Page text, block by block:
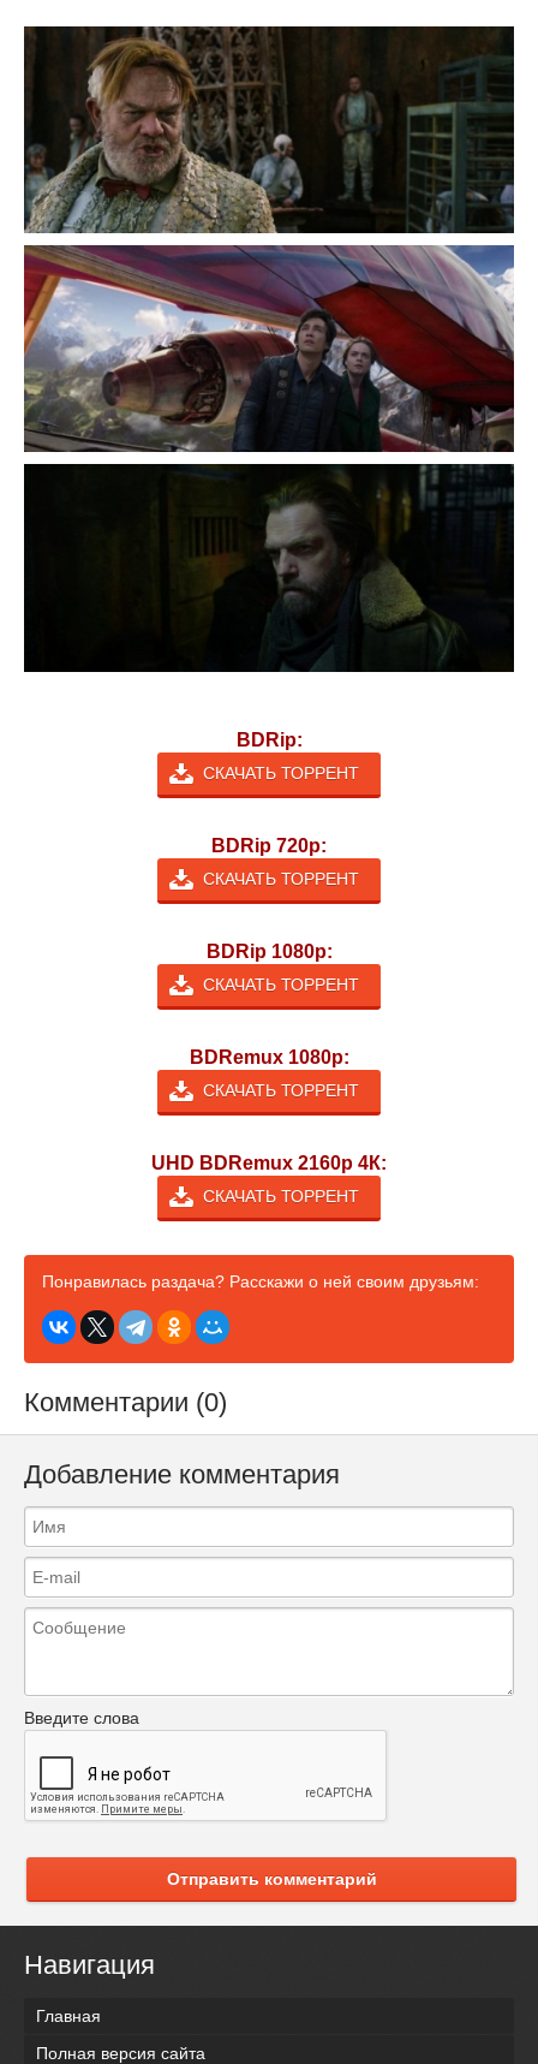
BDRip:
СКАЧАТЬ ТОРРЕНТ
BDRip 720p:
СКАЧАТЬ ТОРРЕНТ
BDRip 1080p:
СКАЧАТЬ ТОРРЕНТ
BDRemux 1080p:
СКАЧАТЬ ТОРРЕНТ
UHD BDRemux 2160p 4К:
СКАЧАТЬ ТОРРЕНТ
Понравилась раздача? Расскажи о ней своим друзьям:
Комментарии (0)
Добавление комментария
Введите слова
Отправить комментарий
Навигация
Главная
Полная версия сайта